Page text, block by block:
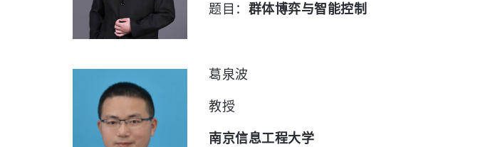
题目： 群体博弈与智能控制
葛泉波
教授
南京信息工程大学